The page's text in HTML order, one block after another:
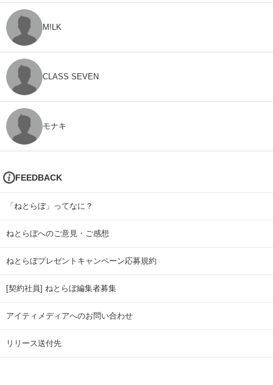
M!LK
CLASS SEVEN
モナキ
FEEDBACK
「ねとらぼ」ってなに？
ねとらぼへのご意見・ご感想
ねとらぼプレゼントキャンペーン応募規約
[契約社員] ねとらぼ編集者募集
アイティメディアへのお問い合わせ
リリース送付先